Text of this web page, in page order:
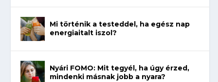
Mi történik a testeddel, ha egész nap
energiaitalt iszol?
Nyári FOMO: Mit tegyél, ha úgy érzed,
mindenki másnak jobb a nyara?